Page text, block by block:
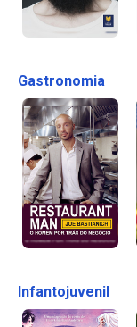
Gastronomia
Infantojuvenil